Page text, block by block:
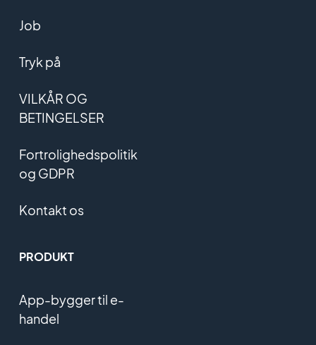
Job
Tryk på
VILKÅR OG
BETINGELSER
Fortrolighedspolitik
og GDPR
Kontakt os
PRODUKT
App-bygger til e-
handel